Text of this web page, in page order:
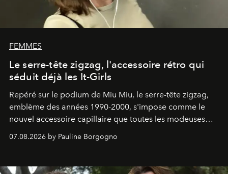
FEMMES
Le serre-tête zigzag, l'accessoire rétro qui
séduit déjà les It-Girls
Repéré sur le podium de Miu Miu, le serre-tête zigzag,
emblème des années 1990-2000, s'impose comme le
nouvel accessoire capillaire que toutes les modeuses
07.08.2026 by Pauline Borgogno